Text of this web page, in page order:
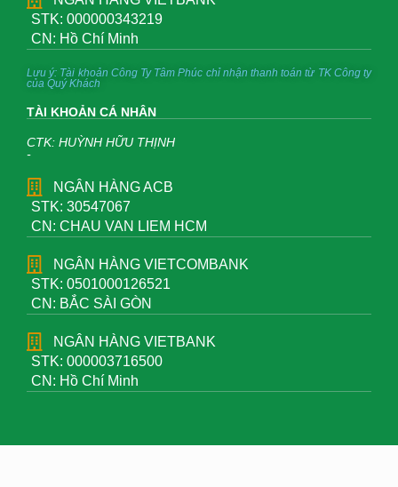
STK: 000000343219
CN: Hồ Chí Minh
Lưu ý: Tài khoản Công Ty Tâm Phúc chỉ nhận thanh toán từ TK Công ty
của Quý Khách
TÀI KHOẢN CÁ NHÂN
CTK: HUỲNH HỮU THỊNH
-
NGÂN HÀNG ACB
STK: 30547067
CN: CHAU VAN LIEM HCM
NGÂN HÀNG VIETCOMBANK
STK: 0501000126521
CN: BẮC SÀI GÒN
NGÂN HÀNG VIETBANK
STK: 000003716500
CN: Hồ Chí Minh